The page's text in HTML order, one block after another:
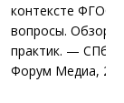
контексте ФГОС.
вопросы. Обзор
практик. — СПб.:
Форум Медиа,